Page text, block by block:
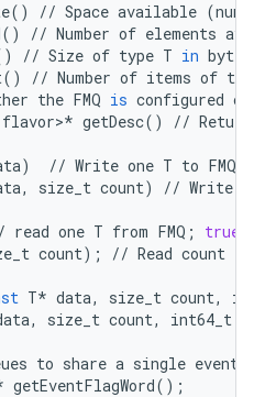
() // Space available (
() // Number of elements
// Size of type T in bytes
() // Number of items of
the FMQ is configured
flavor>* getDesc() // Return
) // Write one T to FMQ
, size_t count) // Write
read one T from FMQ ; true
count); // Read count
T* data, size_t count,
, size_t count, int64_t
to share a single event
getEventFlagWord();